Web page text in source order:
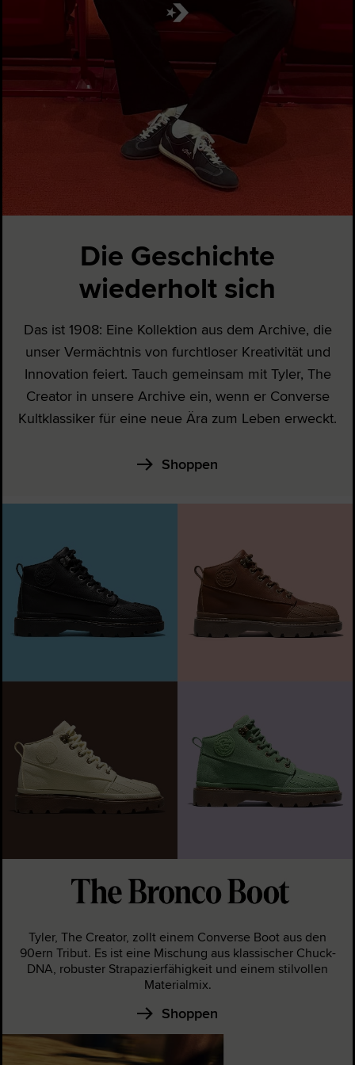
Die Geschichte
wiederholt sich
Das ist 1908: Eine Kollektion aus dem Archive, die
unser Vermächtnis von furchtloser Kreativität und
Innovation feiert. Tauch gemeinsam mit Tyler, The
Creator in unsere Archive ein, wenn er Converse
Kultklassiker für eine neue Ära zum Leben erweckt.
Shoppen
Tyler, The Creator, zollt einem Converse Boot aus den
90ern Tribut. Es ist eine Mischung aus klassischer Chuck-
DNA, robuster Strapazierfähigkeit und einem stilvollen
Materialmix.
Shoppen